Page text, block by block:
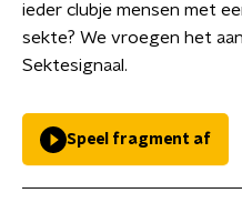
ieder clubje mensen met
sekte? We vroegen het
Sektesignaal.
Speel fragment af